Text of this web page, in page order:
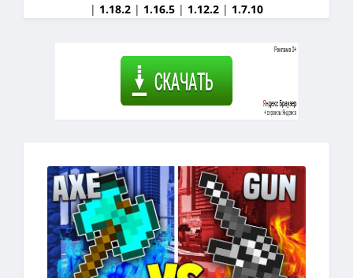
| 1.18.2 | 1.16.5 | 1.12.2 | 1.7.10